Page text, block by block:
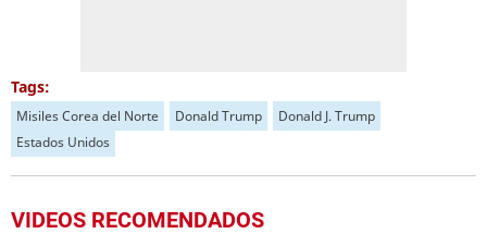
Tags:
Misiles Corea del Norte Donald Trump
Donald J. Trump
Estados Unidos
VIDEOS RECOMENDADOS